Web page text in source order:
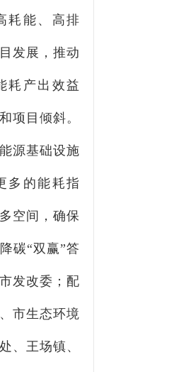
耗能、高排
发展，推动
耗产出效益
项目倾斜。
源基础设施
多的能耗指
空间，确保
碳“双赢”答
发改委 ； 配
市生态环境
、王场镇、